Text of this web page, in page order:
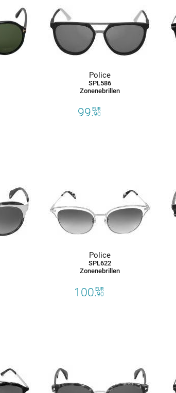
Police
SPL586
Zonenebrillen
99.90
EUR
Police
SPL622
Zonenebrillen
100.90
EUR